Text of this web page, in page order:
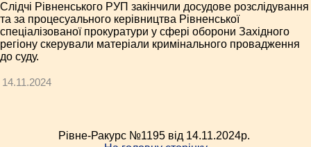
Слідчі Рівненського РУП закінчили досудове розслідування
та за процесуального керівництва Рівненської
спеціалізованої прокуратури у сфері оборони Західного
регіону скерували матеріали кримінального провадження
до суду.
14.11.2024
Рівне-Ракурс №1195 від 14.11.2024p.